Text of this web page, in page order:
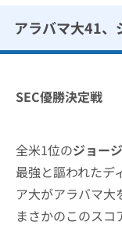
アラバマ大41、
SEC優勝決定戦
全米1位のジョー
最強と謳われたデ
ア大がアラバマ
まさかのこのスコ